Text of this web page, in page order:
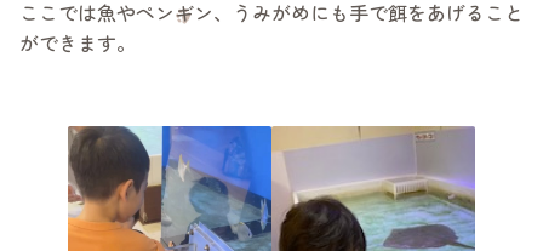
ここでは魚やペンギン、うみがめにも手で餌をあげること
ができます。